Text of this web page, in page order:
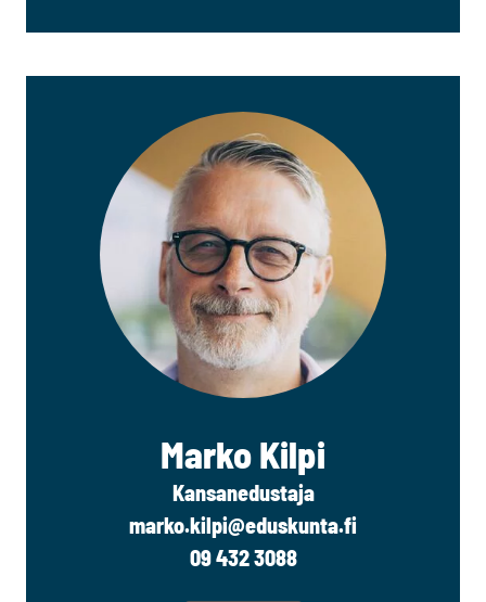
Marko Kilpi
Kansanedustaja
marko.kilpi@eduskunta.fi
09 432 3088